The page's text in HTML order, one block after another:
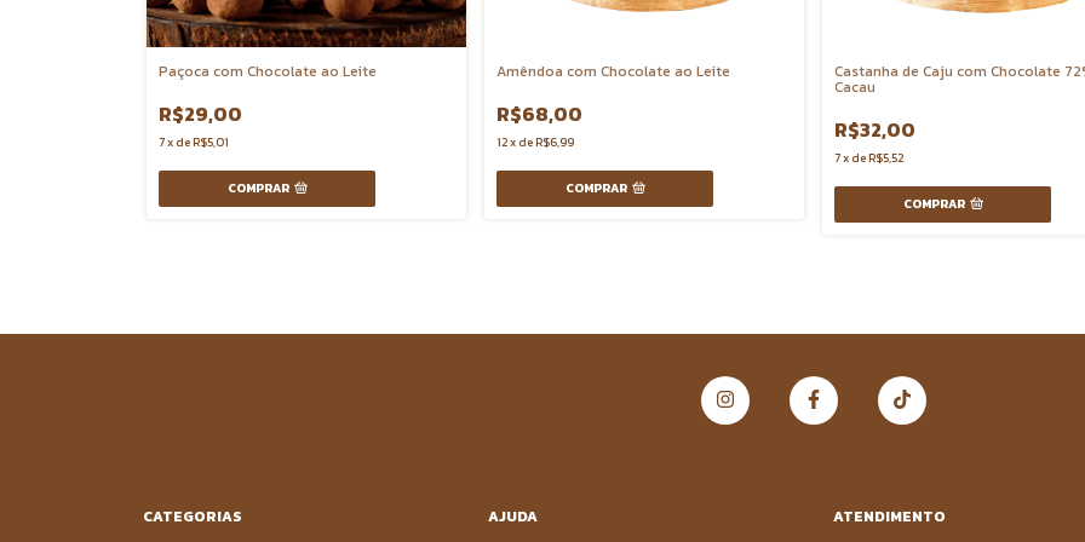
Paçoca com Chocolate ao Leite
R$29,00
7xdeR$5,01
COMPRAR
Amêndoa com Chocolate ao Leite
R$68,00
12xdeR$6,99
COMPRAR
Castanha de Caju com Chocolate
Cacau
R$32,00
7xdeR$5,52
COMPRAR
CATEGORIAS AJUDA ATENDIMENTO